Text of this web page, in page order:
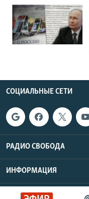
СОЦИАЛЬНЫЕ СЕТИ
РАДИО СВОБОДА
ИНФОРМАЦИЯ
Радио Свобода ©